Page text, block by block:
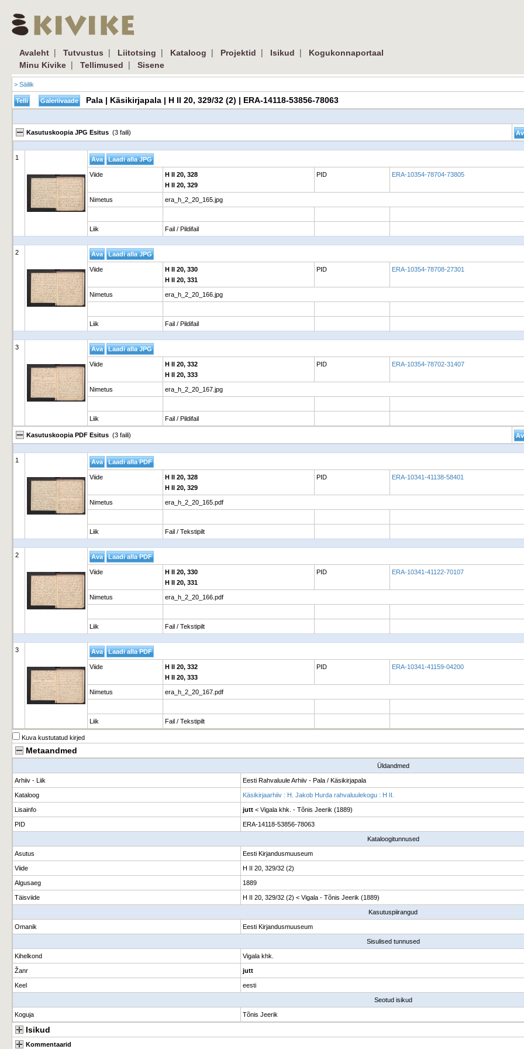
Avaleht | Tutvustus | Liitotsing | Kataloog | Projektid | Isikud |
Kogukonnaportaal
Minu Kivike | Tellimused | Sisene
> Säilik
Pala | Käsikirjapala | H II 20, 329/32 (2) | ERA-14118-53856-78063
Kasutuskoopia JPG Esitus (3 faili)
1
Viide
H II 20, 328
H II 20, 329
PID ERA-10354-78704-73805
Nimetus era_h_2_20_165.jpg
Liik Fail / Pildifail
2
Viide
H II 20, 330
H II 20, 331
PID ERA-10354-78708-27301
Nimetus era_h_2_20_166.jpg
Liik Fail / Pildifail
3
Viide
H II 20, 332
H II 20, 333
PID ERA-10354-78702-31407
Nimetus era_h_2_20_167.jpg
Liik Fail / Pildifail
Kasutuskoopia PDF Esitus (3 faili)
1
Viide
H II 20, 328
H II 20, 329
PID ERA-10341-41138-58401
Nimetus era_h_2_20_165.pdf
Liik Fail / Tekstipilt
2
Viide
H II 20, 330
H II 20, 331
PID ERA-10341-41122-70107
Nimetus era_h_2_20_166.pdf
Liik Fail / Tekstipilt
3
Viide
H II 20, 332
H II 20, 333
PID ERA-10341-41159-04200
Nimetus era_h_2_20_167.pdf
Liik Fail / Tekstipilt
Kuva kustutatud kirjed
Metaandmed
Üldandmed
Arhiiv - Liik Eesti Rahvaluule Arhiiv - Pala / Käsikirjapala
Kataloog Käsikirjaarhiiv : H. Jakob Hurda rahvaluulekogu : H II.
Lisainfo jutt < Vigala khk. - Tõnis Jeerik (1889)
PID ERA-14118-53856-78063
Kataloogitunnused
Asutus Eesti Kirjandusmuuseum
Viide H II 20, 329/32 (2)
Algusaeg 1889
Täisviide H II 20, 329/32 (2) < Vigala - Tõnis Jeerik (1889)
Kasutuspiirangud
Omanik Eesti Kirjandusmuuseum
Sisulised tunnused
Kihelkond Vigala khk.
Žanr jutt
Keel eesti
Seotud isikud
Koguja Tõnis Jeerik
Isikud
Kommentaarid